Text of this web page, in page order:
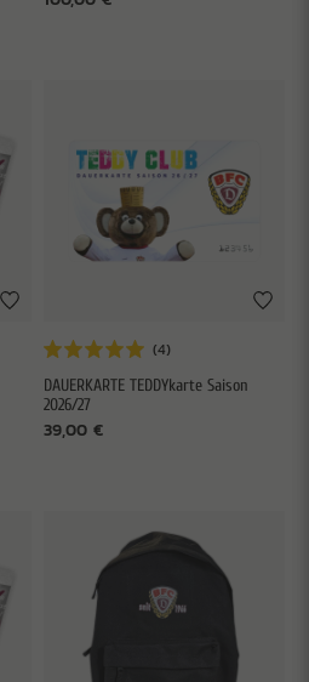
DAUERKARTE TEDDYkarte Saison
2026/27
39,00 €